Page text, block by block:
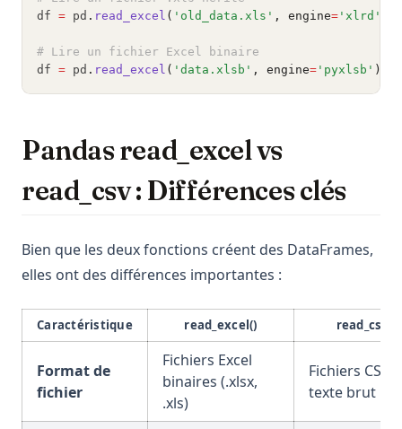
df = pd . read_excel ( 'old_data.xls' , engine= 'xlrd'
# Lire un fichier Excel binaire
df = pd . read_excel ( 'data.xlsb' , engine= 'pyxlsb' )
Pandas read_excel vs
read_csv : Différences clés
Bien que les deux fonctions créent des DataFrames,
elles ont des différences importantes :
Caractéristique read_excel() read_csv()
Format de
fichier
Fichiers Excel
binaires (.xlsx,
.xls)
Fichiers CSV
texte brut